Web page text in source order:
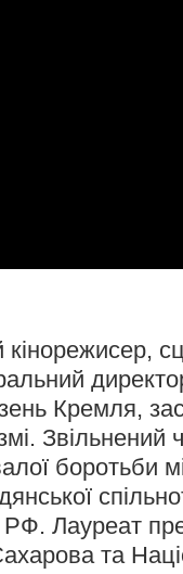
кінорежисер,
Кремля,
Звільнений
боротьби
Лауреат
та